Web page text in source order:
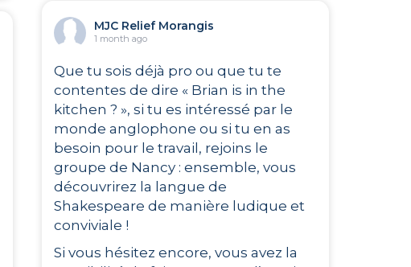
MJC Relief Morangis
1 month ago
Que tu sois déjà pro ou que tu te
contentes de dire « Brian is in the
kitchen ? », si tu es intéressé par le
monde anglophone ou si tu en as
besoin pour le travail, rejoins le
groupe de Nancy : ensemble, vous
découvrirez la langue de
Shakespeare de manière ludique et
conviviale !
Si vous hésitez encore, vous avez la